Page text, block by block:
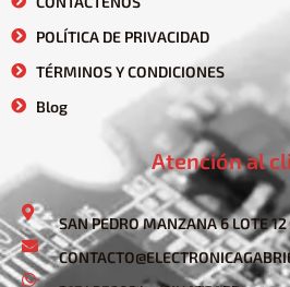
POLÍTICA DE PRIVACIDAD
TÉRMINOS Y CONDICIONES
Blog
Atención al
SAN PEDRO MANZANA 6 LOTE